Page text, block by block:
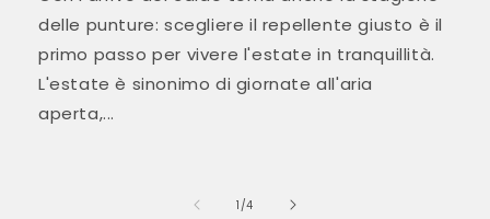
delle punture: scegliere il repellente giusto è il
primo passo per vivere l'estate in tranquillità.
L'estate è sinonimo di giornate all'aria
aperta,...
1 /su
4